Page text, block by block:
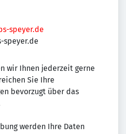
speyer.de
speyer.de
wir Ihnen jederzeit gerne
Sie Ihre
bevorzugt über das
werden Ihre Daten